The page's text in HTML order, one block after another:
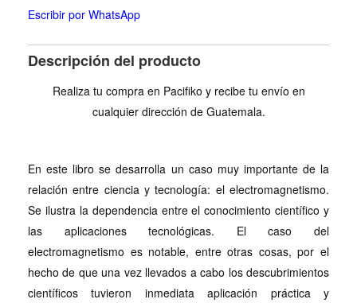
Escribir por WhatsApp
Descripción del producto
Realiza tu compra en Pacifiko y recibe tu envío en
cualquier dirección de Guatemala.
En este libro se desarrolla un caso muy importante de la
relación entre ciencia y tecnología: el electromagnetismo.
Se ilustra la dependencia entre el conocimiento científico y
las aplicaciones tecnológicas. El caso del
electromagnetismo es notable, entre otras cosas, por el
hecho de que una vez llevados a cabo los descubrimientos
científicos tuvieron inmediata aplicación práctica y